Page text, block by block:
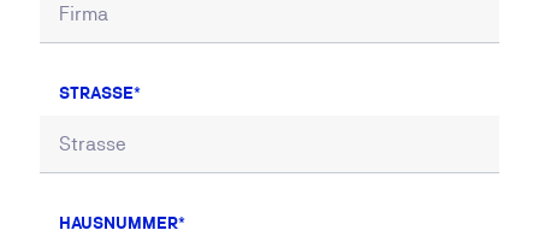
STRASSE
HAUSNUMMER